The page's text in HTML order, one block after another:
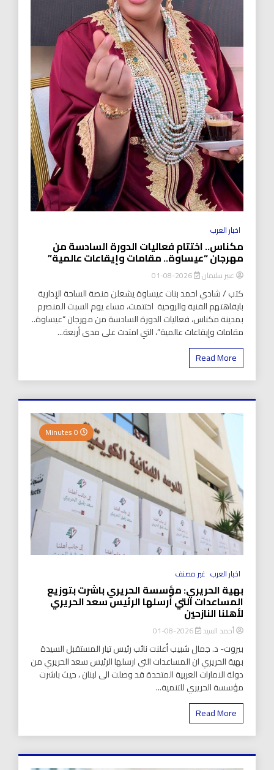
اخبار العرب
مكناس.. اختتام فعاليات الدورة السادسة من
مهرجان “عيساوة.. مقامات وإيقاعات عالمية”
عبير سليمان 2026-08-01
كتب / شادي احمد بنات عيساوة يشعلن منصة الساحة الإدارية
بايقاهتهم الفنية والروحية اختتمت، مساء يوم السبت المنصرم
بمدينة مكناس، فعاليات الدورة السادسة من مهرجان “عيساوة..
مقامات وإيقاعات عالمية”، التي امتدت على مدى أربعة...
Read More
اخبار العرب غير مصنف
بهية الحريري: مؤسسة الحريري باشرت بتوزيع
المساعدات التي أرسلها الرئيس سعد الحريري
لأهلنا النازحين
أحمد السيد 2026-08-01
بيروت- د. جمال شبيب أعلنت نائب رئيس تيار المستقبل السيدة
بهية الحريري ان المساعدات التي ارسلها الرئيس سعد الحريري من
دولة الامارات العربية المتحدة قد وصلت الى لبنان ، حيث باشرت
مؤسسة الحريري للتنمية...
Read More